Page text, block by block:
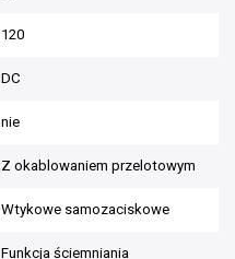
120
DC
nie
Z okablowaniem przelotowym
Wtykowe samozaciskowe
Funkcja ściemniania